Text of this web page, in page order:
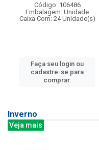
Código: 106486
Embalagem: Unidade
Caixa Com: 24 Unidade(s)
Faça seu login ou
cadastre-se para
comprar.
Inverno
Veja mais